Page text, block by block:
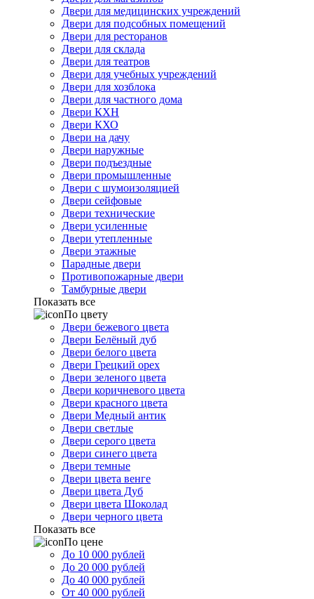
Двери для медицинских учреждений
Двери для подсобных помещений
Двери для ресторанов
Двери для склада
Двери для театров
Двери для учебных учреждений
Двери для хозблока
Двери для частного дома
Двери КХН
Двери КХО
Двери на дачу
Двери наружные
Двери подъездные
Двери промышленные
Двери с шумоизоляцией
Двери сейфовые
Двери технические
Двери усиленные
Двери утепленные
Двери этажные
Парадные двери
Противопожарные двери
Тамбурные двери
Показать все
По цвету
Двери бежевого цвета
Двери Белёный дуб
Двери белого цвета
Двери Грецкий орех
Двери зеленого цвета
Двери коричневого цвета
Двери красного цвета
Двери Медный антик
Двери светлые
Двери серого цвета
Двери синего цвета
Двери темные
Двери цвета венге
Двери цвета Дуб
Двери цвета Шоколад
Двери черного цвета
Показать все
По цене
До 10 000 рублей
До 20 000 рублей
До 40 000 рублей
От 40 000 рублей